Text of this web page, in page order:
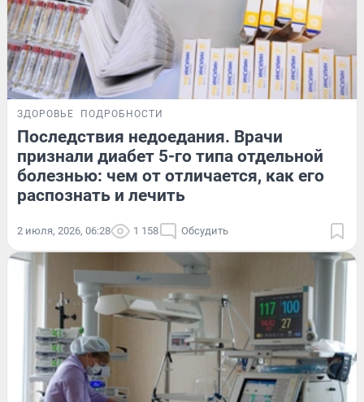
ЗДОРОВЬЕ ПОДРОБНОСТИ
Последствия недоедания. Врачи
признали диабет 5-го типа отдельной
болезнью: чем от отличается, как его
распознать и лечить
2 июля, 2026, 06:28 1 158 Обсудить